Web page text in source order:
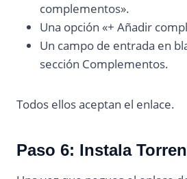
complementos».
Una opción «+ Añadir
Un campo de entrada en
sección Complementos.
Todos ellos aceptan el enlace.
Paso 6: Instala